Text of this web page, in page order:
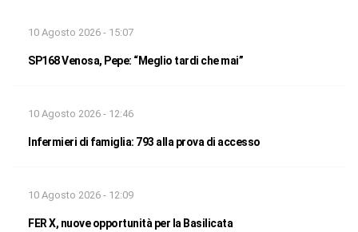
10 Agosto 2026 - 15:07
SP168 Venosa, Pepe: “Meglio tardi che mai”
10 Agosto 2026 - 12:46
Infermieri di famiglia: 793 alla prova di accesso
10 Agosto 2026 - 12:09
FER X, nuove opportunità per la Basilicata